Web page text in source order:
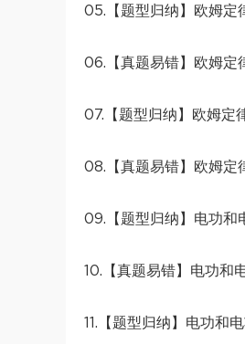
05.【题型归纳】欧姆
06.【真题易错】欧姆
07.【题型归纳】欧姆
08.【真题易错】欧姆
09.【题型归纳】电功
10.【真题易错】电功
11.【题型归纳】电功和